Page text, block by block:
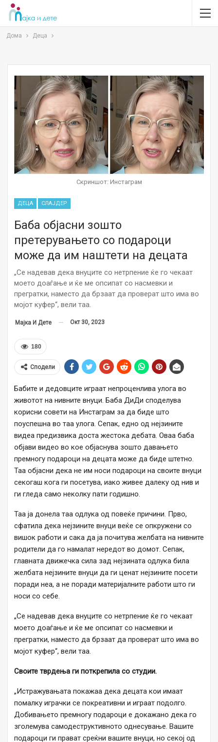
Дома Деца
Скриншот: Инстаграм
ДЕЦА СЛАЈДЕР
Баба објасни зошто
претерувањето со подароци
може да им наштети на децата
„Се надевав дека внуците со нетрпение ќе го чекаат
моето доаѓање и ќе ме опсипат со насмевки и
прегратки, наместо да брзаат да проверат што има во
мојот куфер“, вели таа.
Мајка И Дете Окт 30, 2023
180
Сподели
Бабите и дедовците играат непроценлива улога во
животот на нивните внуци. Баба ДиДи споделува
корисни совети на Инстаграм за да биде што
поуспешна во таа улога. Сепак, едно од нејзините
видеа предизвика доста жестока дебата. Оваа баба
објави видео во кое објаснува зошто давањето
премногу подароци на децата може да биде штетно.
Таа објасни дека не им носи подароци на своите внуци
секогаш кога ги посетува, иако живее далеку од нив и
ги гледа само неколку пати годишно.
Таа ја донела таа одлука од повеќе причини. Прво,
сфатила дека нејзините внуци веќе се опкружени со
вишок работи и сака да ја почитува желбата на нивните
родители да го намалат нередот во домот. Сепак,
главната движечка сила зад нејзината одлука била
желбата нејзините внуци да ги ценат нејзините посети
поради неа, а не поради материјалните работи што ги
носи со себе.
„Се надевав дека внуците со нетрпение ќе го чекаат
моето доаѓање и ќе ме опсипат со насмевки и
прегратки, наместо да брзаат да проверат што има во
мојот куфер“, вели таа.
Своите тврдења ги поткрепила со студии.
„Истражувањата покажаа дека децата кои имаат
помалку играчки се покреативни и играат подолго.
Добивањето премногу подароци е докажано дека го
зголемува самодеструктивното однесување. Вашите
подароци ги прават среќни вашите внуци, но секој од